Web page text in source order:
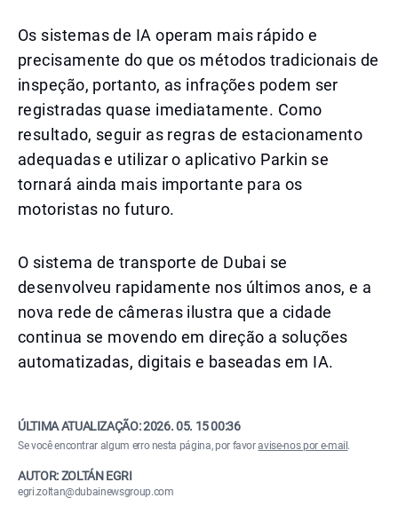
Os sistemas de IA operam mais rápido e
precisamente do que os métodos tradicionais de
inspeção, portanto, as infrações podem ser
registradas quase imediatamente. Como
resultado, seguir as regras de estacionamento
adequadas e utilizar o aplicativo Parkin se
tornará ainda mais importante para os
motoristas no futuro.
O sistema de transporte de Dubai se
desenvolveu rapidamente nos últimos anos, e a
nova rede de câmeras ilustra que a cidade
continua se movendo em direção a soluções
automatizadas, digitais e baseadas em IA.
ÚLTIMA ATUALIZAÇÃO:2026. 05. 15 00:36
Se você encontrar algum erro nesta página, por favoravise-nos por e-mail .
AUTOR: ZOLTÁN EGRI
egri.zoltan@dubainewsgroup.com